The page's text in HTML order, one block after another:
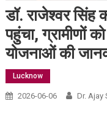
डॉ. राजेश्वर सिंह
पहुंचा, ग्रामीणों
योजनाओं की
Lucknow
2026-06-06 Dr. Ajay